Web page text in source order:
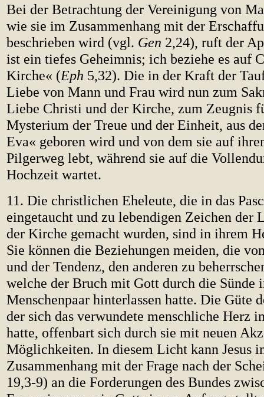
Bei der Betrachtung der Vereinigung von
wie sie im Zusammenhang mit der
beschrieben wird (vgl. Gen 2,24), ruft der
ist ein tiefes Geheimnis; ich beziehe es auf
Kirche« (Eph 5,32). Die in der Kraft der
Liebe von Mann und Frau wird nun zum
Liebe Christi und der Kirche, zum Zeugnis
Mysterium der Treue und der Einheit, aus
Eva« geboren wird und von dem sie auf
Pilgerweg lebt, während sie auf die
Hochzeit wartet.
11. Die christlichen Eheleute, die in das
eingetaucht und zu lebendigen Zeichen der
der Kirche gemacht wurden, sind in ihrem
Sie können die Beziehungen meiden, die
und der Tendenz, den anderen zu
welche der Bruch mit Gott durch die Sünde
Menschenpaar hinterlassen hatte. Die Güte
der sich das verwundete menschliche Herz
hatte, offenbart sich durch sie mit neuen
Möglichkeiten. In diesem Licht kann Jesus
Zusammenhang mit der Frage nach der
19,3-9) an die Forderungen des Bundes